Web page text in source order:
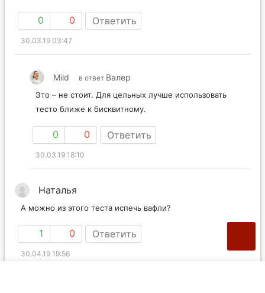
0 0 Ответить
30.03.19 03:47
в ответ
Это – не стоит. Для цельных лучше использовать
0 0 Ответить
30.03.19 18:10
1 0 Ответить